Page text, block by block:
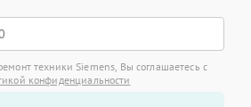
техники Siemens, Вы соглашаетесь с
конфиденциальности